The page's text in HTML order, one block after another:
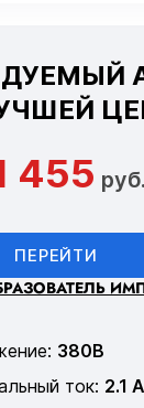
455 руб.
ПЕРЕЙТИ
380В
ток: 2.1 А